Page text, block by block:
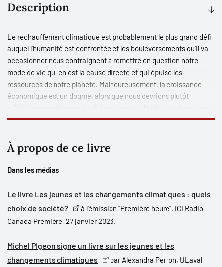
Description
Le réchauffement climatique est probablement le plus grand défi
auquel l’humanité est confrontée et les bouleversements qu’il va
occasionner nous contraignent à remettre en question notre
mode de vie qui en est la cause directe et qui épuise les
ressources de notre planète. Malheureusement, la croissance
économique est un dogme, alors que nous devrions plutôt
certains, de décroissance. Dans ce contexte, il est essentiel de
qui auront à vivre avec les conséquences des choix que nous
faisons actuellement.
semi-dirigées avec des étudiants et des étudiantes d’universités
compréhension du phénomène, sur leurs valeurs, sur les
caractéristiques de la société future idéale et sur les conditions
changements sont acceptables ? À quelles conditions ? Qu’il
s’agisse de comportements sociaux, d’alimentation, de transport
À propos de ce livre
Dans les médias
Le livre Les jeunes et les changements climatiques : quels
choix de société?
à l'émission "Première heure", ICI Radio-
Canada Première, 27 janvier 2023.
Michel PIgeon signe un livre sur les jeunes et les
changements climatiques
par Alexandra Perron, ULaval